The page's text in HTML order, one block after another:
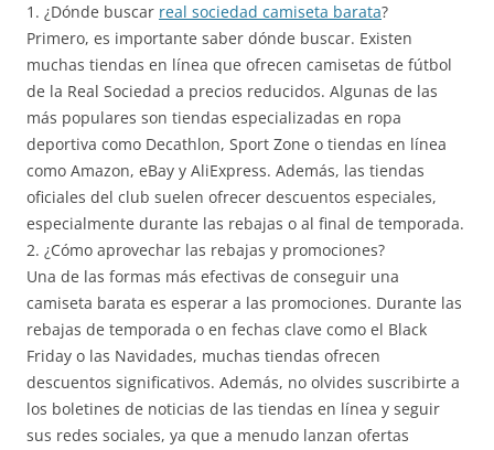
1. ¿Dónde buscar real sociedad camiseta barata?
Primero, es importante saber dónde buscar. Existen
muchas tiendas en línea que ofrecen camisetas de fútbol
de la Real Sociedad a precios reducidos. Algunas de las
más populares son tiendas especializadas en ropa
deportiva como Decathlon, Sport Zone o tiendas en línea
como Amazon, eBay y AliExpress. Además, las tiendas
oficiales del club suelen ofrecer descuentos especiales,
especialmente durante las rebajas o al final de temporada.
2. ¿Cómo aprovechar las rebajas y promociones?
Una de las formas más efectivas de conseguir una
camiseta barata es esperar a las promociones. Durante las
rebajas de temporada o en fechas clave como el Black
Friday o las Navidades, muchas tiendas ofrecen
descuentos significativos. Además, no olvides suscribirte a
los boletines de noticias de las tiendas en línea y seguir
sus redes sociales, ya que a menudo lanzan ofertas